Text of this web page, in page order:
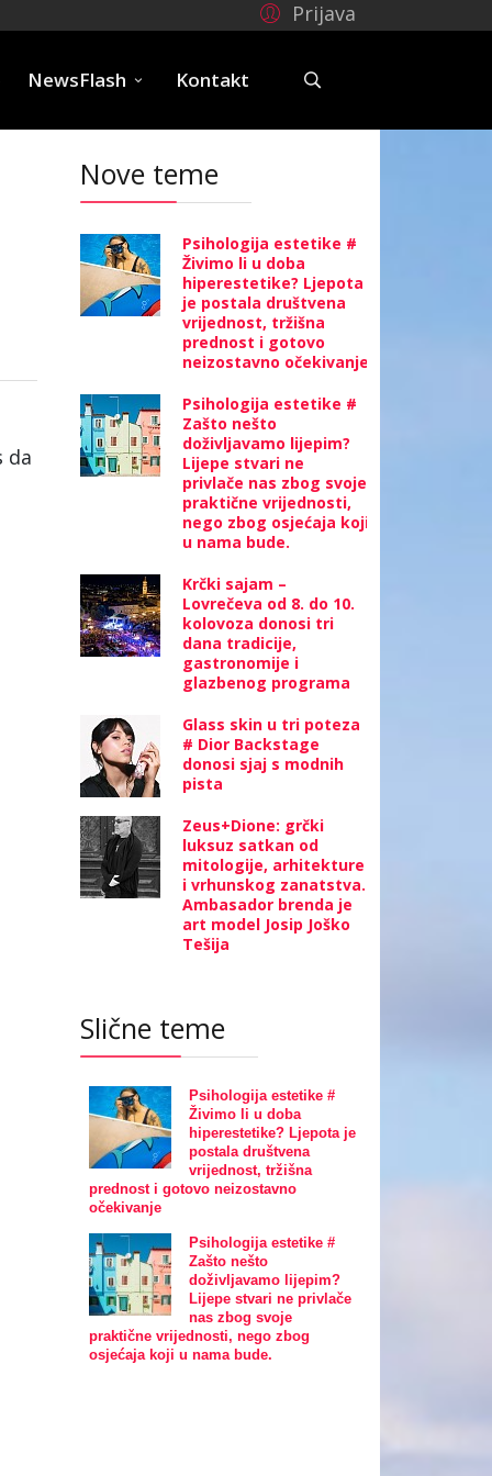
Prijava
NewsFlash Kontakt
da
Nove teme
Psihologija estetike #
Živimo li u doba
hiperestetike? Ljepota
je postala društvena
vrijednost, tržišna
prednost i gotovo
neizostavno očekivanje
Psihologija estetike #
Zašto nešto
doživljavamo lijepim?
Lijepe stvari ne
privlače nas zbog svoje
praktične vrijednosti,
nego zbog osjećaja koji
u nama bude.
Krčki sajam –
Lovrečeva od 8. do 10.
kolovoza donosi tri
dana tradicije,
gastronomije i
glazbenog programa
Glass skin u tri poteza
# Dior Backstage
donosi sjaj s modnih
pista
Zeus+Dione: grčki
luksuz satkan od
mitologije, arhitekture
i vrhunskog zanatstva.
Ambasador brenda je
art model Josip Joško
Tešija
Slične teme
Psihologija estetike #
Živimo li u doba
hiperestetike? Ljepota je
postala društvena
vrijednost, tržišna
prednost i gotovo neizostavno
očekivanje
Psihologija estetike #
Zašto nešto
doživljavamo lijepim?
Lijepe stvari ne privlače
nas zbog svoje
praktične vrijednosti, nego zbog
osjećaja koji u nama bude.